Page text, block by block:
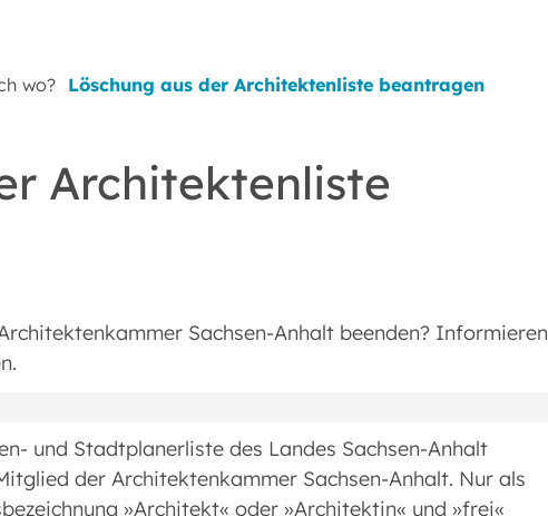
wo? Löschung aus der Architektenliste beantragen
Architektenliste
Sachsen-Anhalt beenden? Informieren
und Stadtplanerliste des Landes Sachsen-Anhalt
der Architektenkammer Sachsen-Anhalt. Nur als
»Architekt« oder »Architektin« und »frei«